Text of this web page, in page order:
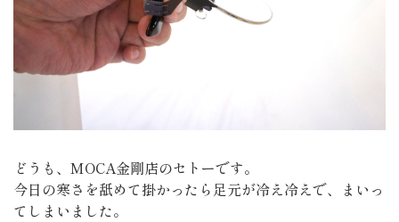
どうも、MOCA金剛店のセトーです。
今日の寒さを舐めて掛かったら足元が冷え冷えで、まいっ
てしまいました。